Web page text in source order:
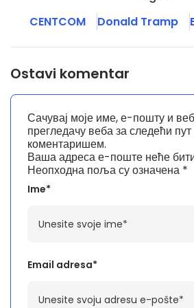
CENTCOM
Donald Tramp
Ostavi komentar
Ваша адреса е-поште неће
Неопходна поља су означена *
Ime*
Email adresa*
Сачувај моје име, е-пошту и
прегледачу веба за следећи
коментаришем.